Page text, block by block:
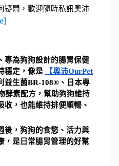
疑問，歡迎隨時私訊奧沛
專為狗狗設計的腸胃保健
穩定，像是
【奧沛OurPet
益生菌BR-108®、日本專
酵素配方，幫助狗狗維持
收，也能維持排便順暢、
後，狗狗的食慾、活力與
，是日常腸胃管理的好幫